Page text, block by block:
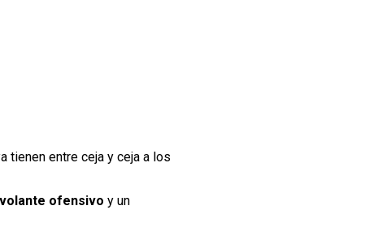
tienen entre ceja y ceja a los
volante ofensivo y un